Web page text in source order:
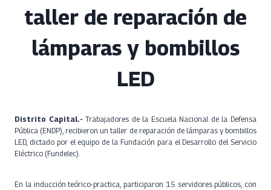
taller de reparación de
lámparas y bombillos
LED
Distrito Capital.- Trabajadores de la Escuela Nacional de la Defensa
Pública (ENDP), recibieron un taller de reparación de lámparas y bombillos
LED, dictado por el equipo de la Fundación para el Desarrollo del Servicio
Eléctrico (Fundelec).
En la inducción teórico-practica, participaron 15 servidores públicos, con